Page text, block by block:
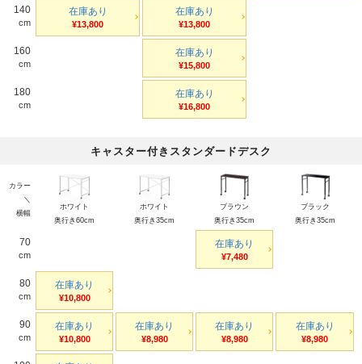
140
cm
在庫あり
¥13,800
在庫あり
¥13,800
160
cm
在庫あり
¥15,800
180
cm
在庫あり
¥16,800
キャスター付きスタンダードデスク
カラー
＼
横幅
ホワイト
奥行き60cm
ホワイト
奥行き35cm
ブラウン
奥行き35cm
ブラック
奥行き35cm
70
cm
在庫あり
¥7,480
80
cm
在庫あり
¥10,800
90
cm
在庫あり
¥10,800
在庫あり
¥8,980
在庫あり
¥8,980
在庫あり
¥8,980